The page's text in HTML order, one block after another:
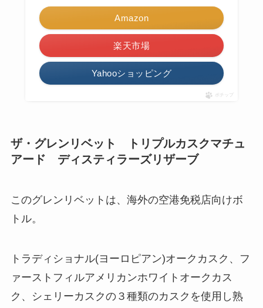
Amazon
楽天市場
Yahooショッピング
ポチップ
ザ・グレンリベット トリプルカスクマチュ
アード ディスティラーズリザーブ
このグレンリベットは、海外の空港免税店向けボ
トル。
トラディショナル(ヨーロピアン)オークカスク、フ
ァーストフィルアメリカンホワイトオークカス
ク、シェリーカスクの３種類のカスクを使用し熟